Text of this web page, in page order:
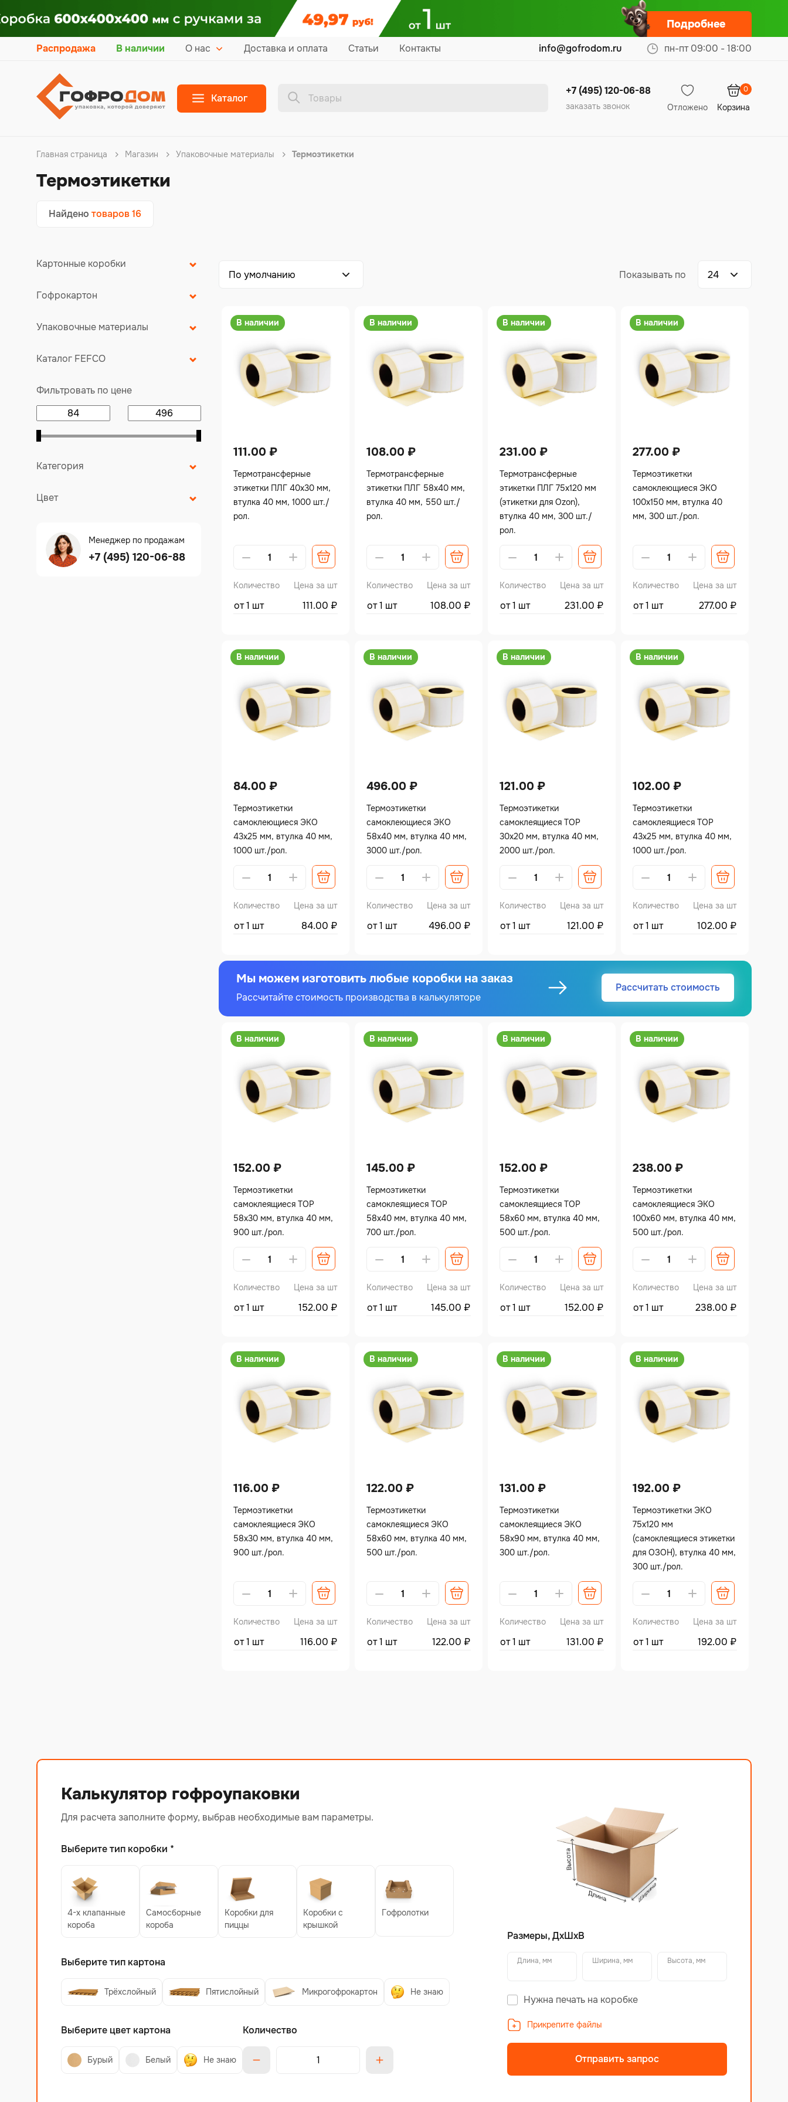
Подробнее
Распродажа В наличии О нас Доставка и оплата Статьи Контакты info@gofrodom.ru пн-пт 09:00 - 18:00
Каталог
+7 (495) 120-06-88
заказать звонок Отложено Корзина
0
Главная страница Магазин Упаковочные материалы Термоэтикетки
Термоэтикетки
Найдено товаров 16
Картонные коробки
Гофрокартон
Упаковочные материалы
Каталог FEFCO
Фильтровать по цене
Категория
Цвет
Менеджер по продажам
+7 (495) 120-06-88
В наличии
111.00 ₽
Термотрансферные
этикетки ПЛГ 40х30 мм,
втулка 40 мм, 1000 шт./
рол.
Alternative:
Количество Цена за шт
от 1 шт 111.00 ₽
В наличии
108.00 ₽
Термотрансферные
этикетки ПЛГ 58х40 мм,
втулка 40 мм, 550 шт./
рол.
Alternative:
Количество Цена за шт
от 1 шт 108.00 ₽
В наличии
231.00 ₽
Термотрансферные
этикетки ПЛГ 75х120 мм
(этикетки для Ozon),
втулка 40 мм, 300 шт./
рол.
Alternative:
Количество Цена за шт
от 1 шт 231.00 ₽
В наличии
277.00 ₽
Термоэтикетки
самоклеющиеся ЭКО
100х150 мм, втулка 40
мм, 300 шт./рол.
Alternative:
Количество Цена за шт
от 1 шт 277.00 ₽
В наличии
84.00 ₽
Термоэтикетки
самоклеющиеся ЭКО
43х25 мм, втулка 40 мм,
1000 шт./рол.
Alternative:
Количество Цена за шт
от 1 шт 84.00 ₽
В наличии
496.00 ₽
Термоэтикетки
самоклеющиеся ЭКО
58х40 мм, втулка 40 мм,
3000 шт./рол.
Alternative:
Количество Цена за шт
от 1 шт 496.00 ₽
В наличии
121.00 ₽
Термоэтикетки
самоклеящиеся TOP
30х20 мм, втулка 40 мм,
2000 шт./рол.
Alternative:
Количество Цена за шт
от 1 шт 121.00 ₽
В наличии
102.00 ₽
Термоэтикетки
самоклеящиеся TOP
43х25 мм, втулка 40 мм,
1000 шт./рол.
Alternative:
Количество Цена за шт
от 1 шт 102.00 ₽
Мы можем изготовить любые коробки на заказ
Рассчитайте стоимость производства в калькуляторе
Рассчитать стоимость
В наличии
152.00 ₽
Термоэтикетки
самоклеящиеся TOP
58х30 мм, втулка 40 мм,
900 шт./рол.
Alternative:
Количество Цена за шт
от 1 шт 152.00 ₽
В наличии
145.00 ₽
Термоэтикетки
самоклеящиеся TOP
58х40 мм, втулка 40 мм,
700 шт./рол.
Alternative:
Количество Цена за шт
от 1 шт 145.00 ₽
В наличии
152.00 ₽
Термоэтикетки
самоклеящиеся TOP
58х60 мм, втулка 40 мм,
500 шт./рол.
Alternative:
Количество Цена за шт
от 1 шт 152.00 ₽
В наличии
238.00 ₽
Термоэтикетки
самоклеящиеся ЭКО
100х60 мм, втулка 40 мм,
500 шт./рол.
Alternative:
Количество Цена за шт
от 1 шт 238.00 ₽
В наличии
116.00 ₽
Термоэтикетки
самоклеящиеся ЭКО
58х30 мм, втулка 40 мм,
900 шт./рол.
Alternative:
Количество Цена за шт
от 1 шт 116.00 ₽
В наличии
122.00 ₽
Термоэтикетки
самоклеящиеся ЭКО
58х60 мм, втулка 40 мм,
500 шт./рол.
Alternative:
Количество Цена за шт
от 1 шт 122.00 ₽
В наличии
131.00 ₽
Термоэтикетки
самоклеящиеся ЭКО
58х90 мм, втулка 40 мм,
300 шт./рол.
Alternative:
Количество Цена за шт
от 1 шт 131.00 ₽
В наличии
192.00 ₽
Термоэтикетки ЭКО
75х120 мм
(самоклеящиеся этикетки
для ОЗОН), втулка 40 мм,
300 шт./рол.
Alternative:
Количество Цена за шт
от 1 шт 192.00 ₽
Калькулятор гофроупаковки
Для расчета заполните форму, выбрав необходимые вам параметры.
Выберите тип коробки *
4-х клапанные
короба
Самосборные
короба
Коробки для
пиццы
Коробки с
крышкой
Гофролотки
Выберите тип картона
Трёхслойный Пятислойный Микрогофрокартон Не знаю
Выберите цвет картона
Бурый Белый Не знаю
Количество
Размеры, ДхШхВ
Длина, мм Ширина, мм Высота, мм
Нужна печать на коробке
Прикрепите файлы
Отправить запрос